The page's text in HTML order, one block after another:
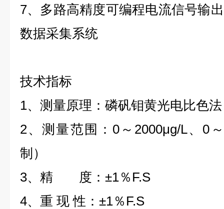
7、多路高精度可编程电流信号输
数据采集系统
技术指标
1、测量原理：磷矾钼黄光电比色法
2、测量范围：0～2000μg/L、0
制）
3、精 度：±1％F.S
4、重 现 性：±1％F.S